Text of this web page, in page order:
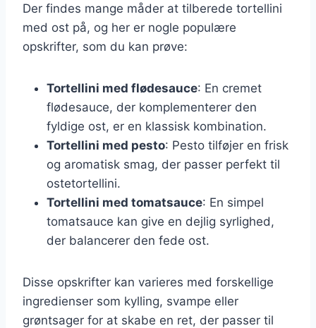
Der findes mange måder at tilberede tortellini
med ost på, og her er nogle populære
opskrifter, som du kan prøve:
Tortellini med flødesauce: En cremet
flødesauce, der komplementerer den
fyldige ost, er en klassisk kombination.
Tortellini med pesto: Pesto tilføjer en frisk
og aromatisk smag, der passer perfekt til
ostetortellini.
Tortellini med tomatsauce: En simpel
tomatsauce kan give en dejlig syrlighed,
der balancerer den fede ost.
Disse opskrifter kan varieres med forskellige
ingredienser som kylling, svampe eller
grøntsager for at skabe en ret, der passer til